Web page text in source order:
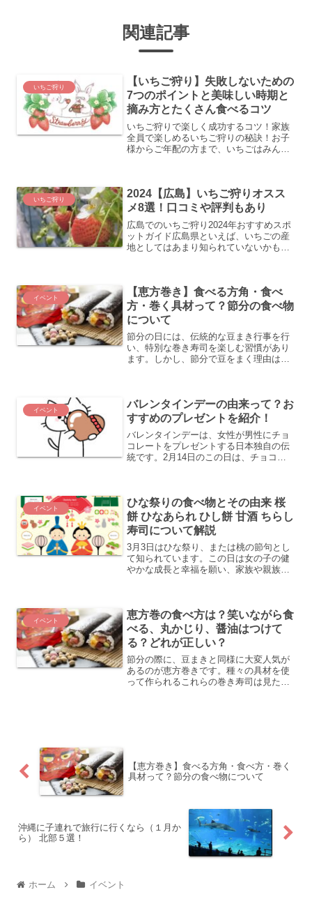
関連記事
いちご狩り
【いちご狩り】失敗しないための
7つのポイントと美味しい時期と
摘み方とたくさん食べるコツ
いちご狩りで楽しく成功するコツ！家族
全員で楽しめるいちご狩りの秘訣！お子
様からご年配の方まで、いちごはみんな
るのがいちご狩り。いちご...
いちご狩り
2024【広島】いちご狩りオスス
メ8選！口コミや評判もあり
広島でのいちご狩り2024年おすすめスポ
ットガイド広島県といえば、いちごの産
地としてはあまり知られていないかもし
存在しました。現...
イベント
【恵方巻き】食べる方角・食べ
方・巻く具材って？節分の食べ物
について
節分の日には、伝統的な豆まき行事を行
い、特別な巻き寿司を楽しむ習慣があり
ます。しかし、節分で豆をまく理由は何
立春がなぜ節分の翌日に設...
イベント
バレンタインデーの由来って？お
すすめのプレゼントを紹介！
バレンタインデーは、女性が男性にチョ
コレートをプレゼントする日本独自の伝
統です。2月14日のこの日は、チョコレ
習慣があるわけではない...
イベント
ひな祭りの食べ物とその由来 桜
餅 ひなあられ ひし餅 甘酒 ちらし
寿司について解説
3月3日はひな祭り、または桃の節句とし
て知られています。この日は女の子の健
やかな成長と幸福を願い、家族や親族が
す。ここでは、これらの...
イベント
恵方巻の食べ方は？笑いながら食
べる、丸かじり、醤油はつけて
る？どれが正しい？
節分の際に、豆まきと同様に大変人気が
あるのが恵方巻きです。種々の具材を使
って作られるこれらの巻き寿司は見た目
【恵方巻き】食べる方角・食べ方・巻く
具材って？節分の食べ物について
沖縄に子連れで旅行に行くなら（１月か
ら） 北部５選！
ホーム イベント